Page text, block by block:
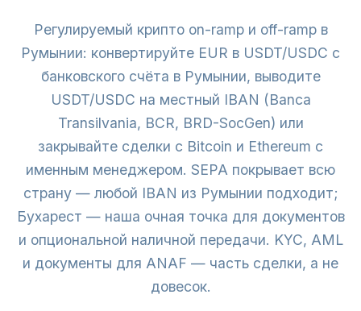
Регулируемый крипто on-ramp и off-ramp в
Румынии: конвертируйте EUR в USDT/USDC с
банковского счёта в Румынии, выводите
USDT/USDC на местный IBAN (Banca
Transilvania, BCR, BRD-SocGen) или
закрывайте сделки с Bitcoin и Ethereum с
именным менеджером. SEPA покрывает всю
страну — любой IBAN из Румынии подходит;
Бухарест — наша очная точка для документов
и опциональной наличной передачи. KYC, AML
и документы для ANAF — часть сделки, а не
довесок.